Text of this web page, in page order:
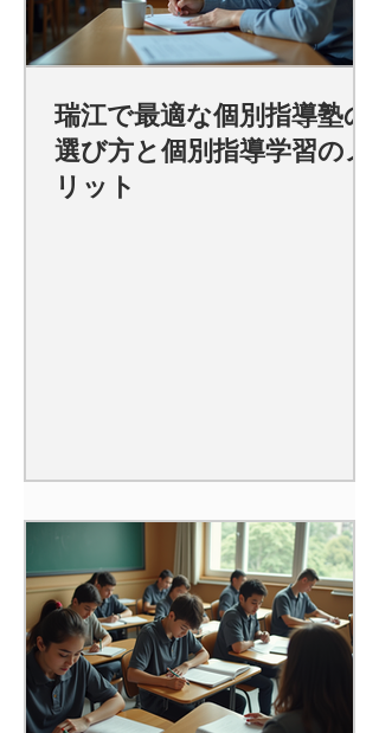
瑞江で最適な個別指導塾の
選び方と個別指導学習のメ
リット